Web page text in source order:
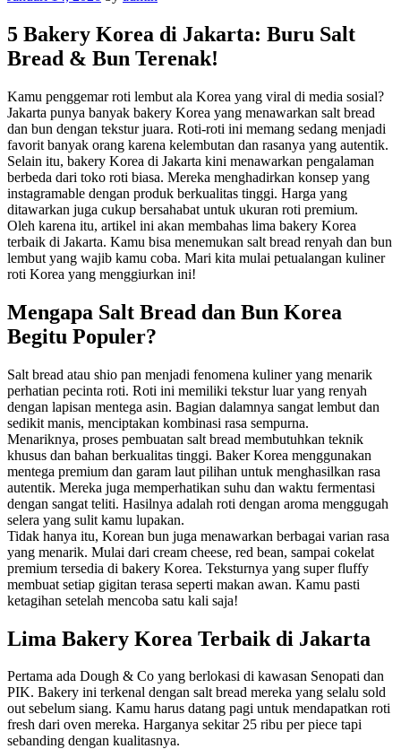
5 Bakery Korea di Jakarta: Buru Salt
Bread & Bun Terenak!
Kamu penggemar roti lembut ala Korea yang viral di media sosial?
Jakarta punya banyak bakery Korea yang menawarkan salt bread
dan bun dengan tekstur juara. Roti-roti ini memang sedang menjadi
favorit banyak orang karena kelembutan dan rasanya yang autentik.
Selain itu, bakery Korea di Jakarta kini menawarkan pengalaman
berbeda dari toko roti biasa. Mereka menghadirkan konsep yang
instagramable dengan produk berkualitas tinggi. Harga yang
ditawarkan juga cukup bersahabat untuk ukuran roti premium.
Oleh karena itu, artikel ini akan membahas lima bakery Korea
terbaik di Jakarta. Kamu bisa menemukan salt bread renyah dan bun
lembut yang wajib kamu coba. Mari kita mulai petualangan kuliner
roti Korea yang menggiurkan ini!
Mengapa Salt Bread dan Bun Korea
Begitu Populer?
Salt bread atau shio pan menjadi fenomena kuliner yang menarik
perhatian pecinta roti. Roti ini memiliki tekstur luar yang renyah
dengan lapisan mentega asin. Bagian dalamnya sangat lembut dan
sedikit manis, menciptakan kombinasi rasa sempurna.
Menariknya, proses pembuatan salt bread membutuhkan teknik
khusus dan bahan berkualitas tinggi. Baker Korea menggunakan
mentega premium dan garam laut pilihan untuk menghasilkan rasa
autentik. Mereka juga memperhatikan suhu dan waktu fermentasi
dengan sangat teliti. Hasilnya adalah roti dengan aroma menggugah
selera yang sulit kamu lupakan.
Tidak hanya itu, Korean bun juga menawarkan berbagai varian rasa
yang menarik. Mulai dari cream cheese, red bean, sampai cokelat
premium tersedia di bakery Korea. Teksturnya yang super fluffy
membuat setiap gigitan terasa seperti makan awan. Kamu pasti
ketagihan setelah mencoba satu kali saja!
Lima Bakery Korea Terbaik di Jakarta
Pertama ada Dough & Co yang berlokasi di kawasan Senopati dan
PIK. Bakery ini terkenal dengan salt bread mereka yang selalu sold
out sebelum siang. Kamu harus datang pagi untuk mendapatkan roti
fresh dari oven mereka. Harganya sekitar 25 ribu per piece tapi
sebanding dengan kualitasnya.